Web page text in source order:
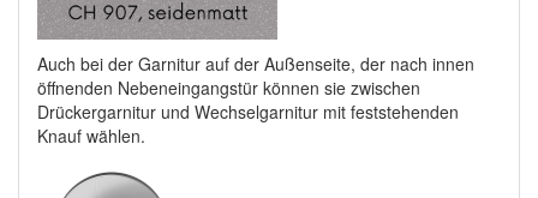
Auch bei der Garnitur auf der Außenseite, der nach innen
öffnenden Nebeneingangstür können sie zwischen
Drückergarnitur und Wechselgarnitur mit feststehenden
Knauf wählen.